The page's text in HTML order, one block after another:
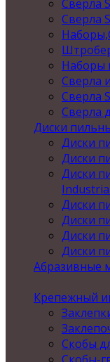
Сверла
Сверла
Наборы
Сверла
Сверла
Сверла
Диски
Диски
Диски
Диски
Диски
Диски
Диски
Диски
Абразивные
Крепежный
Скобы